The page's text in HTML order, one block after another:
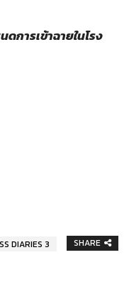
การเข้าฉายในโรง
DIARIES 3 SHARE